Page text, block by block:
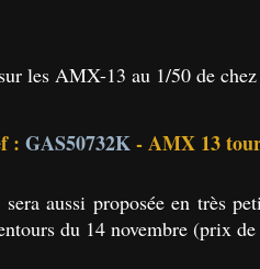
les AMX-13 au 1/50 de
: GAS50732K- AMX 13
aussi proposée en très
du 14 novembre (prix